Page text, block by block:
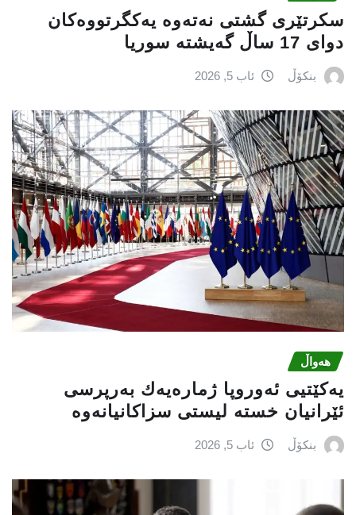
سكرتێری گشتی نەتەوە یەكگرتووەكان
دوای 17 ساڵ گەیشتە سوریا
بنکۆڵ ئاب 5, 2026
هەواڵ
یەكێتیی ئەوروپا ژمارەیەك بەرپرسی
ئێرانیان خستە لیستی سزاكانیانەوە
بنکۆڵ ئاب 5, 2026